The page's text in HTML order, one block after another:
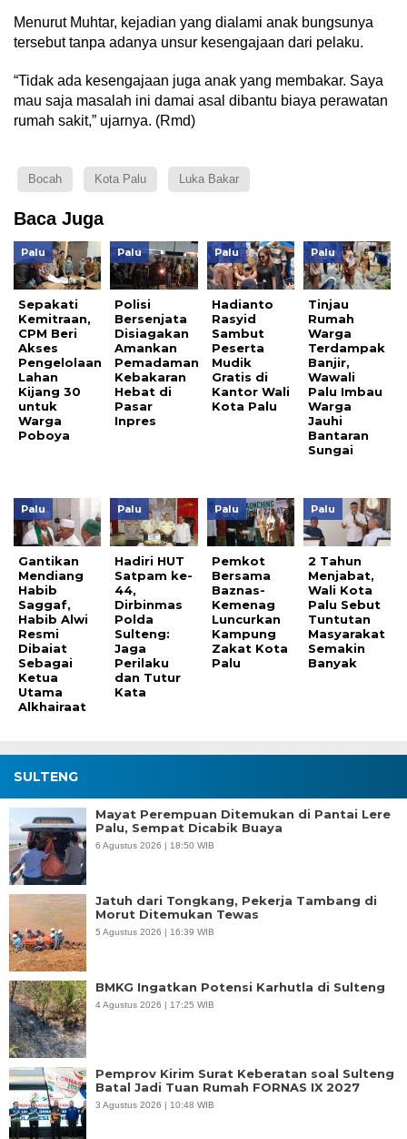
Menurut Muhtar, kejadian yang dialami anak bungsunya
tersebut tanpa adanya unsur kesengajaan dari pelaku.
“Tidak ada kesengajaan juga anak yang membakar. Saya
mau saja masalah ini damai asal dibantu biaya perawatan
rumah sakit,” ujarnya. (Rmd)
Bocah Kota Palu Luka Bakar
Baca Juga
Palu
Sepakati
Kemitraan,
CPM Beri
Akses
Pengelolaan
Lahan
Kijang 30
untuk
Warga
Poboya
Palu
Polisi
Bersenjata
Disiagakan
Amankan
Pemadaman
Kebakaran
Hebat di
Pasar
Inpres
Palu
Hadianto
Rasyid
Sambut
Peserta
Mudik
Gratis di
Kantor Wali
Kota Palu
Palu
Tinjau
Rumah
Warga
Terdampak
Banjir,
Wawali
Palu Imbau
Warga
Jauhi
Bantaran
Sungai
Palu
Gantikan
Mendiang
Habib
Saggaf,
Habib Alwi
Resmi
Dibaiat
Sebagai
Ketua
Utama
Alkhairaat
Palu
Hadiri HUT
Satpam ke-
44,
Dirbinmas
Polda
Sulteng:
Jaga
Perilaku
dan Tutur
Kata
Palu
Pemkot
Bersama
Baznas-
Kemenag
Luncurkan
Kampung
Zakat Kota
Palu
Palu
2 Tahun
Menjabat,
Wali Kota
Palu Sebut
Tuntutan
Masyarakat
Semakin
Banyak
SULTENG
Mayat Perempuan Ditemukan di Pantai Lere
Palu, Sempat Dicabik Buaya
6 Agustus 2026 | 18:50 WIB
Jatuh dari Tongkang, Pekerja Tambang di
Morut Ditemukan Tewas
5 Agustus 2026 | 16:39 WIB
BMKG Ingatkan Potensi Karhutla di Sulteng
4 Agustus 2026 | 17:25 WIB
Pemprov Kirim Surat Keberatan soal Sulteng
Batal Jadi Tuan Rumah FORNAS IX 2027
3 Agustus 2026 | 10:48 WIB